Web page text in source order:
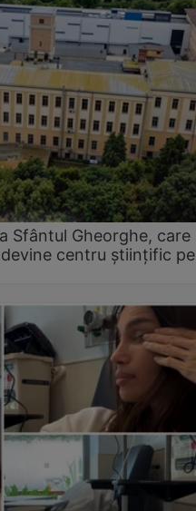
Sfântul Gheorghe, care
centru științific